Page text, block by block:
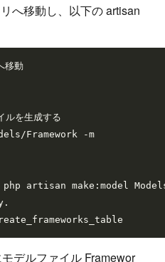
へ移動し、以下の artisan
移動
ルを生成する
artisan make:model
デルファイル Framewor